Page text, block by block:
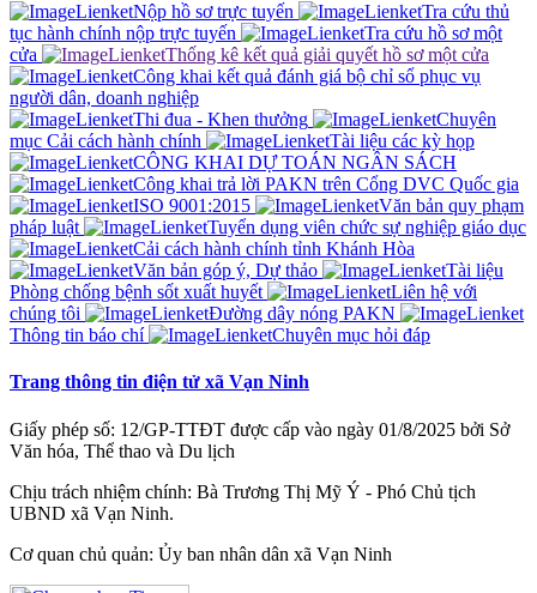
Nộp hồ sơ trực tuyến
Tra cứu thủ
tục hành chính nộp trực tuyến
Tra cứu hồ sơ một
cửa
Thống kê kết quả giải quyết hồ sơ một cửa
Công khai kết quả đánh giá bộ chỉ sổ phục vụ
người dân, doanh nghiệp
Thi đua - Khen thưởng
Chuyên
mục Cải cách hành chính
Tài liệu các kỳ họp
CÔNG KHAI DỰ TOÁN NGÂN SÁCH
Công khai trả lời PAKN trên Cổng DVC Quốc gia
ISO 9001:2015
Văn bản quy phạm
pháp luật
Tuyển dụng viên chức sự nghiệp giáo dục
Cải cách hành chính tỉnh Khánh Hòa
Văn bản góp ý, Dự thảo
Tài liệu
Phòng chống bệnh sốt xuất huyết
Liên hệ với
chúng tôi
Đường dây nóng PAKN
Thông tin báo chí
Chuyên mục hỏi đáp
Trang thông tin điện tử xã Vạn Ninh
Giấy phép số: 12/GP-TTĐT được cấp vào ngày 01/8/2025 bởi Sở
Văn hóa, Thể thao và Du lịch
Chịu trách nhiệm chính: Bà Trương Thị Mỹ Ý - Phó Chủ tịch
UBND xã Vạn Ninh.
Cơ quan chủ quản: Ủy ban nhân dân xã Vạn Ninh